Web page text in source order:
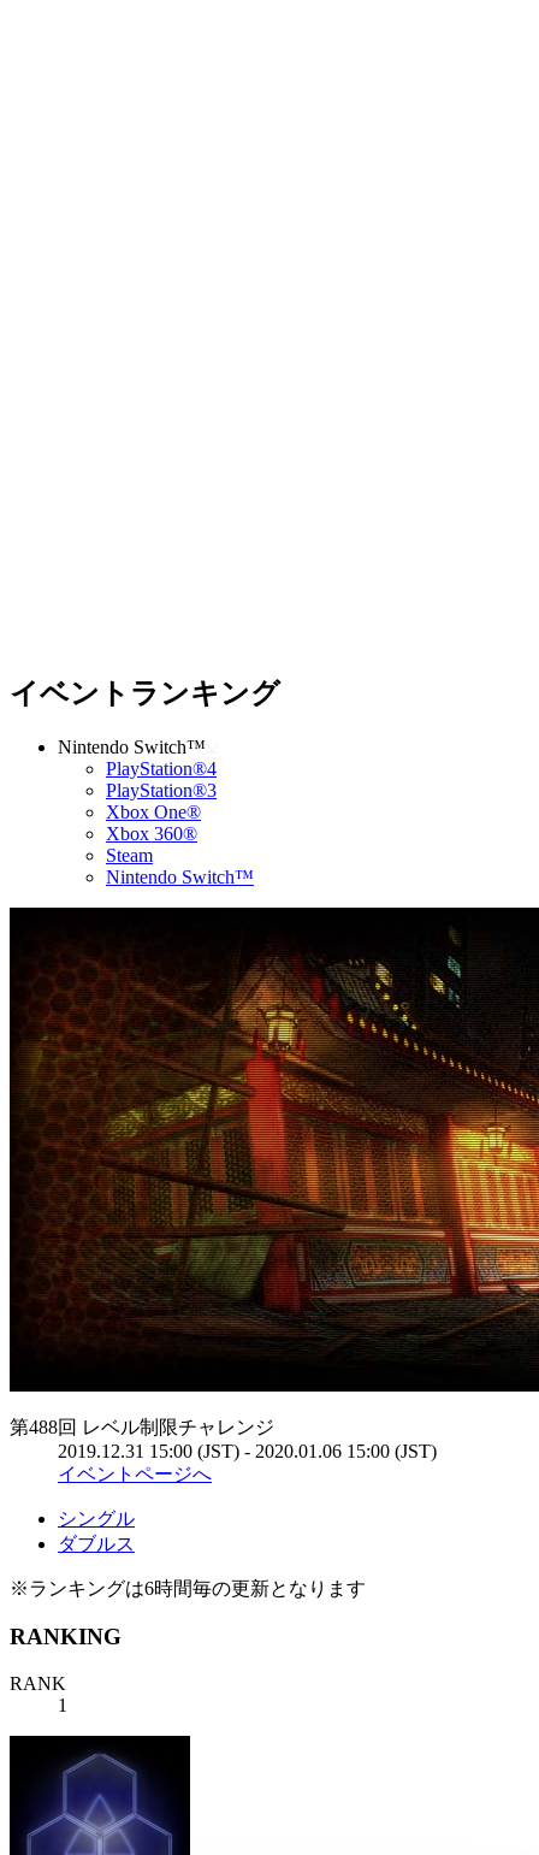
イベントランキング
Nintendo Switch™
PlayStation®4
PlayStation®3
Xbox One®
Xbox 360®
Steam
Nintendo Switch™
第488回 レベル制限チャレンジ
2019.12.31 15:00 (JST) - 2020.01.06 15:00 (JST)
イベントページへ
シングル
ダブルス
※ランキングは6時間毎の更新となります
RANKING
RANK
1